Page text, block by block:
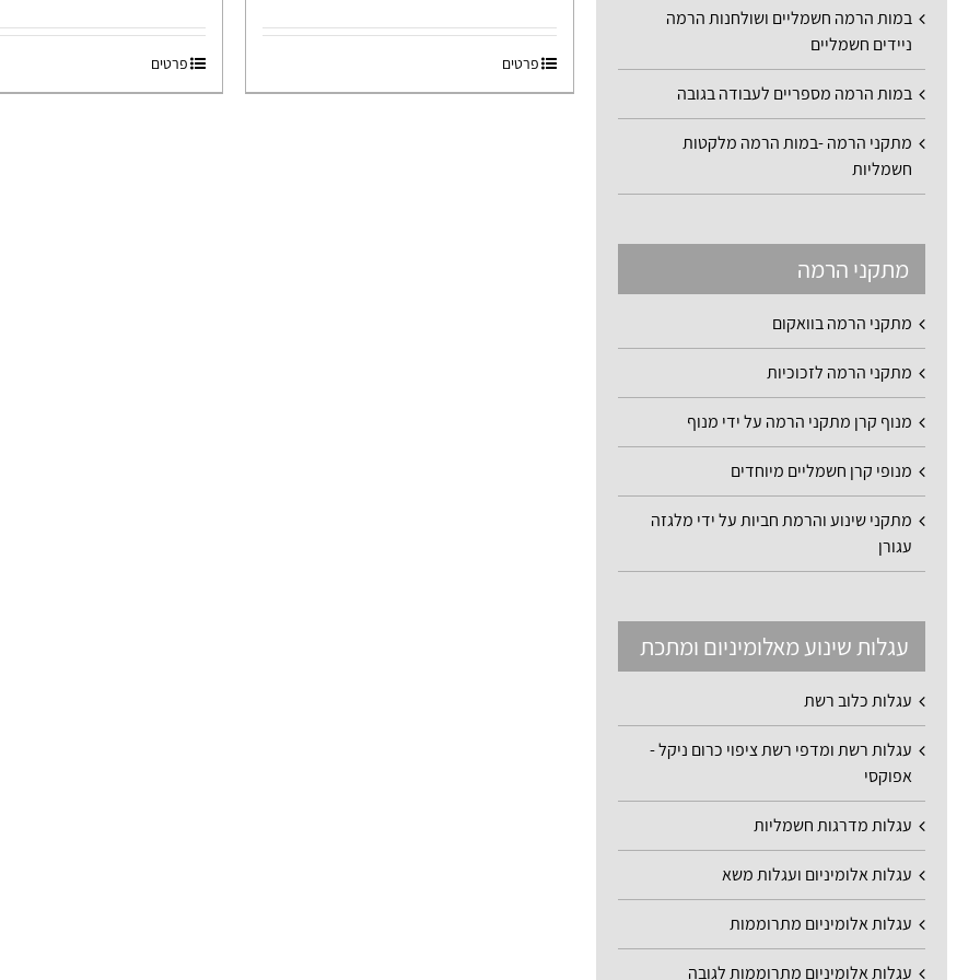
פרטים פרטים
במות הרמה חשמליים ושולחנות הרמה
ניידים חשמליים
במות הרמה מספריים לעבודה בגובה
מתקני הרמה -במות הרמה מלקטות
חשמליות
מתקני הרמה
מתקני הרמה בוואקום
מתקני הרמה לזכוכיות
מנוף קרן מתקני הרמה על ידי מנוף
מנופי קרן חשמליים מיוחדים
מתקני שינוע והרמת חביות על ידי מלגזה
עגורן
עגלות שינוע מאלומיניום ומתכת
עגלות כלוב רשת
עגלות רשת ומדפי רשת ציפוי כרום ניקל -
אפוקסי
עגלות מדרגות חשמליות
עגלות אלומיניום ועגלות משא
עגלות אלומיניום מתרוממות
עגלות אלומיניום מתרוממות לגובה